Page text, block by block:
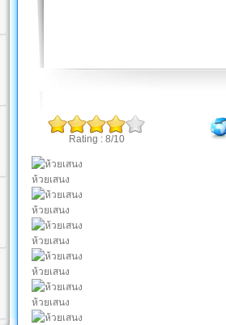
Rating : 8/10
ห้วยเสนง
ห้วยเสนง
ห้วยเสนง
ห้วยเสนง
ห้วยเสนง